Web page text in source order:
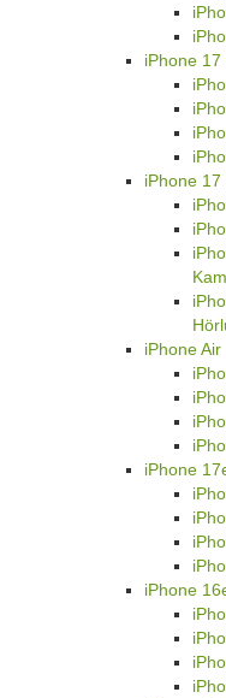
iPhone 17
iPhone
iPhone Air
iPhone
iPhone